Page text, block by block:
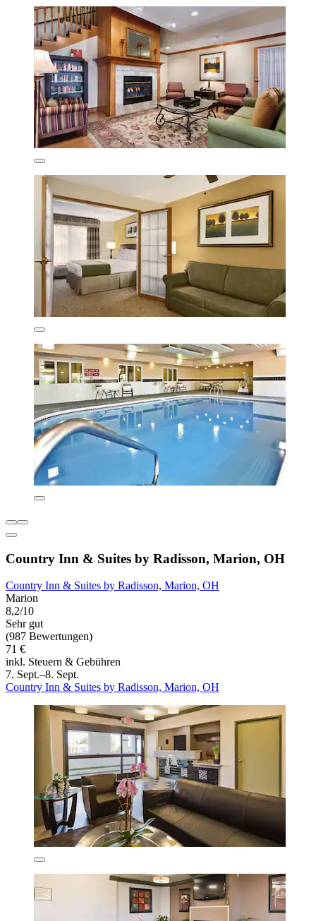
Country Inn & Suites by Radisson, Marion, OH
Country Inn & Suites by Radisson, Marion, OH
Marion
8,2/10
Sehr gut
(987 Bewertungen)
71 €
inkl. Steuern & Gebühren
7. Sept.–8. Sept.
Country Inn & Suites by Radisson, Marion, OH